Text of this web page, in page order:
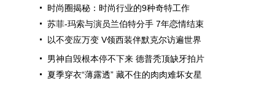
时尚圈揭秘：时尚行业的9种奇特工作
苏菲-玛索与演员兰伯特分手 7年恋情结束
以不变应万变 V领西装伴默克尔访遍世界
男神自毁根本停不下来 德普秃顶缺牙拍片
夏季穿衣“薄露透” 藏不住的肉肉难坏女星